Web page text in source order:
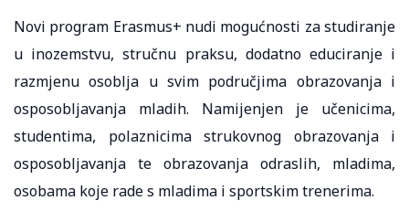
Novi program Erasmus+ nudi mogućnosti za studiranje
u inozemstvu, stručnu praksu, dodatno educiranje i
razmjenu osoblja u svim područjima obrazovanja i
osposobljavanja mladih. Namijenjen je učenicima,
studentima, polaznicima strukovnog obrazovanja i
osposobljavanja te obrazovanja odraslih, mladima,
osobama koje rade s mladima i sportskim trenerima.